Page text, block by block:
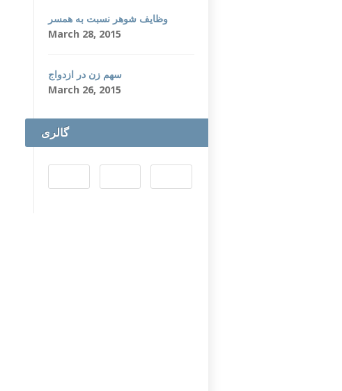
وظایف شوهر نسبت به همسر
March 28, 2015
سهم زن در ازدواج
March 26, 2015
گالری